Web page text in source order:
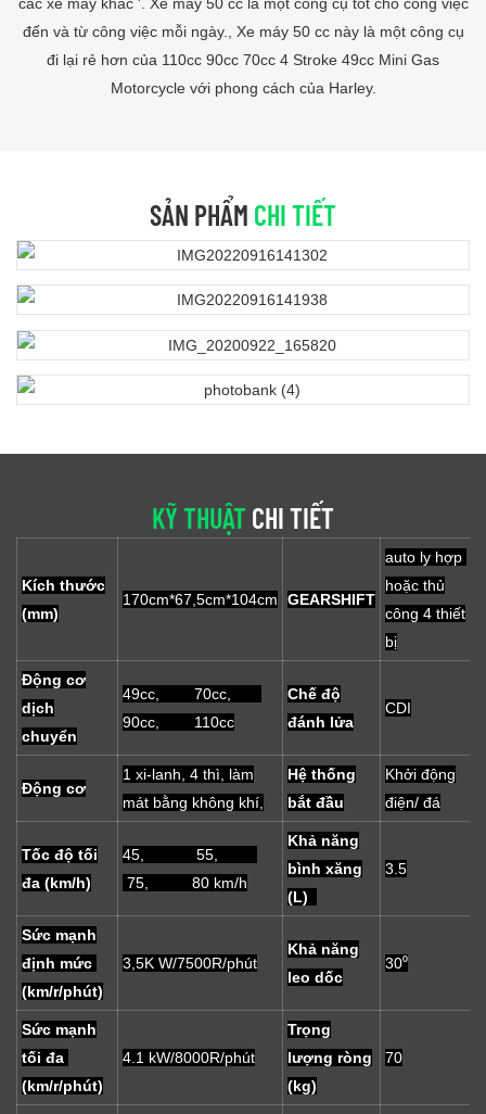
các xe máy khác '. Xe máy 50 cc là một công cụ tốt cho công việc
đến và từ công việc mỗi ngày., Xe máy 50 cc này là một công cụ
đi lại rẻ hơn của 110cc 90cc 70cc 4 Stroke 49cc Mini Gas
Motorcycle với phong cách của Harley.
SẢN PHẨM CHI TIẾT
KỸ THUẬT CHI TIẾT
Kích thước
(mm)
170cm*67,5cm*104cm GEARSHIFT
auto ly hợp
hoặc thủ
công 4 thiết
bị
Động cơ
dịch
chuyển
49cc, 70cc,
90cc, 110cc
Chế độ
đánh lửa
CDI
Động cơ
1 xi-lanh, 4 thì, làm
mát bằng không khí,
Hệ thống
bắt đầu
Khởi động
điện/ đá
Tốc độ tối
đa (km/h)
45, 55,
75, 80 km/h
Khả năng
bình xăng
(L)
3.5
Sức mạnh
định mức
(km/r/phút)
3,5K W/7500R/phút
Khả năng
leo dốc
30⁰
Sức mạnh
tối đa
(km/r/phút)
4.1 kW/8000R/phút
Trọng
lượng ròng
(kg)
70